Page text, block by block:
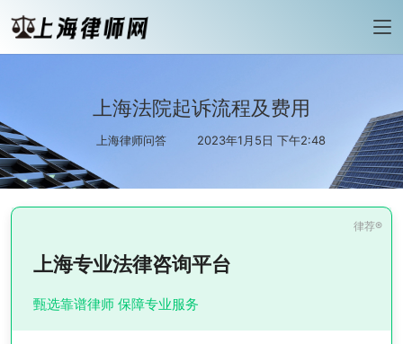
上海法院起诉流程及费用
上海律师问答 2023年1月5日 下午2:48
上海专业法律咨询平台
甄选靠谱律师 保障专业服务